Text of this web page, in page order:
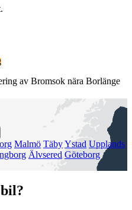
av Bromsok nära Borlänge
Malmö TäbyYstad Upplands
Älvsered Göteborg